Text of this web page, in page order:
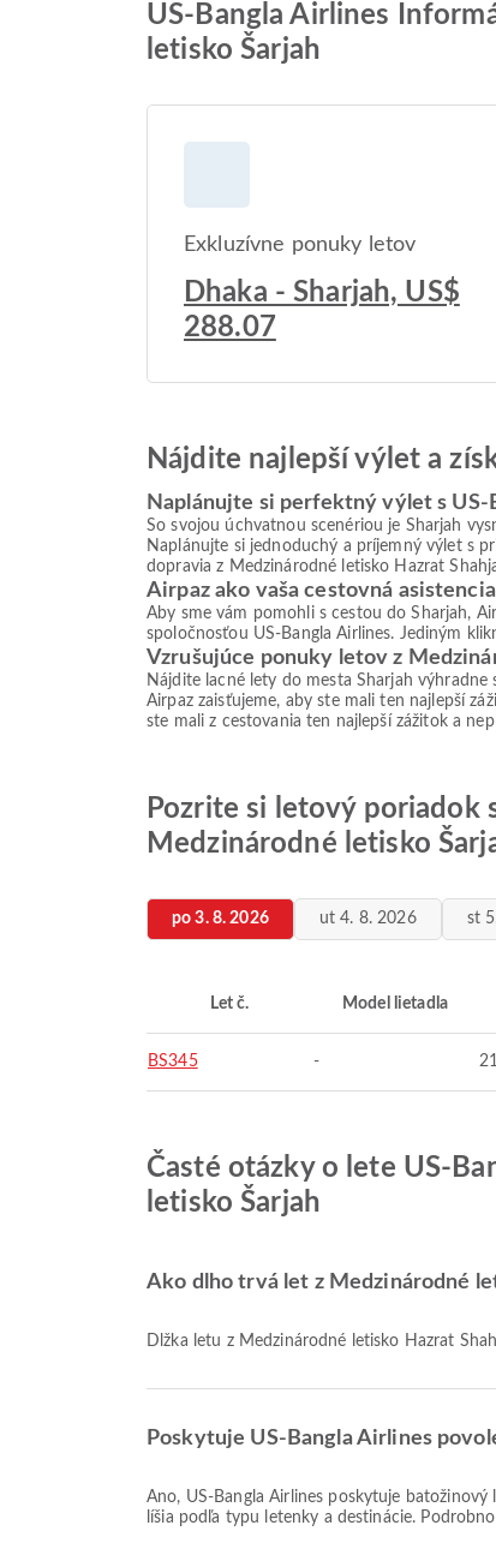
US-Bangla Airlines
letisko Šarjah
Exkluzívne ponuky letov
Dhaka - Sharjah, US$
288.07
Nájdite najlepší výlet a
Naplánujte si perfektný výlet s US-
So svojou úchvatnou scenériou je Sharjah
Naplánujte si jednoduchý a príjemný výlet s
dopravia z Medzinárodné letisko Hazrat
Airpaz ako vaša cestovná asistencia
Aby sme vám pomohli s cestou do Sharjah,
spoločnosťou US-Bangla Airlines. Jediným
Vzrušujúce ponuky letov z
Nájdite lacné lety do mesta Sharjah
Airpaz zaisťujeme, aby ste mali ten najlepší
ste mali z cestovania ten najlepší zážitok a
Pozrite si letový poriadok
Medzinárodné letisko
po 3. 8. 2026 ut 4. 8. 2026 st
Let č. Model lietadla
BS345 -
Časté otázky o lete US-
letisko Šarjah
Ako dlho trvá let z Medzinárodné
Dĺžka letu z Medzinárodné letisko Hazrat
Poskytuje US-Bangla Airlines
Áno, US-Bangla Airlines poskytuje batožinový limit pre lety Domáce & Medzinárodné z Medzinárodné letisko Hazrat Shahjalal do Medzinárodné letisko Šarjah. Podrobnosti sa
líšia podľa typu letenky a destinácie.